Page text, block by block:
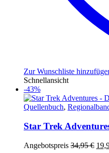
Zur Wunschliste
Schnellansicht
-43%
Quellenbuch,
Star Trek
Angebotspreis 34,95€